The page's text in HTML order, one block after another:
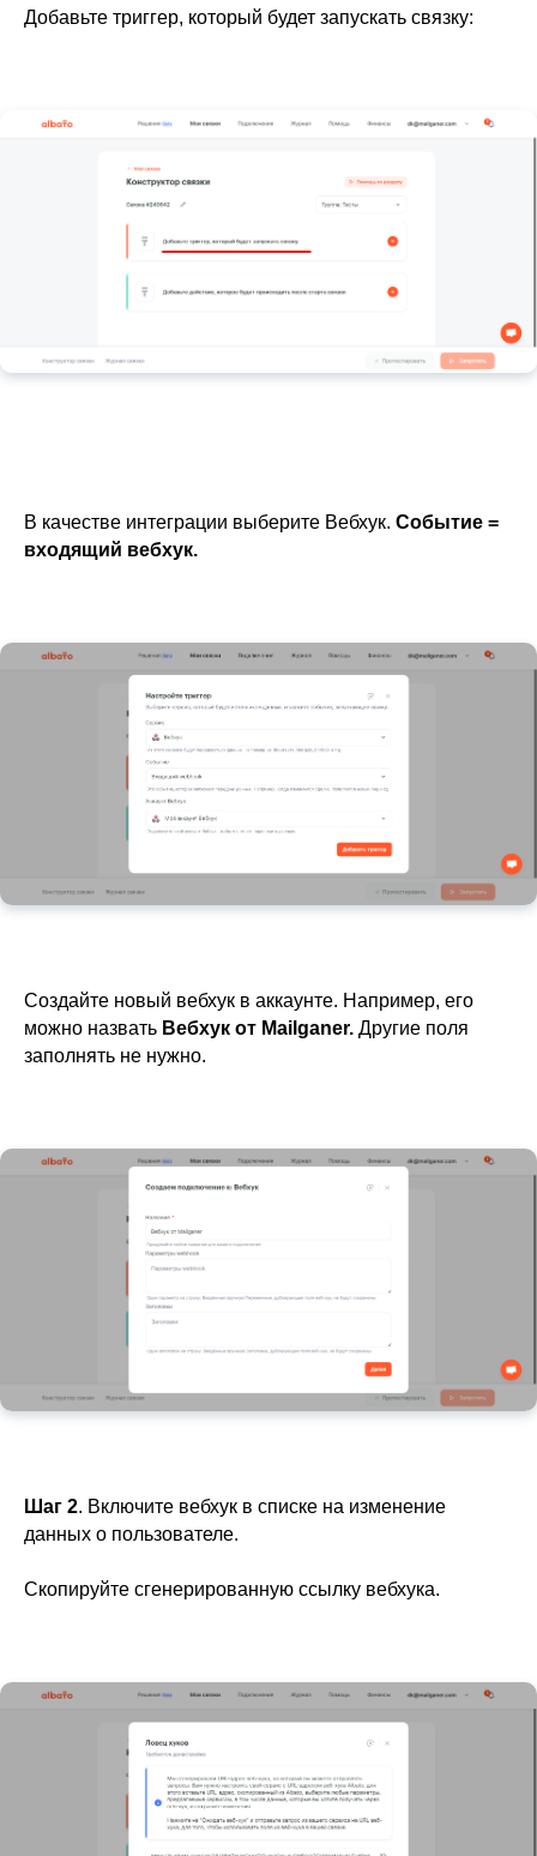
Добавьте триггер, который будет запускать связку:
В качестве интеграции выберите Вебхук. Событие =
входящий вебхук.
Создайте новый вебхук в аккаунте. Например, его
можно назвать Вебхук от Mailganer. Другие поля
заполнять не нужно.
Шаг 2. Включите вебхук в списке на изменение
данных о пользователе.
Скопируйте сгенерированную ссылку вебхука.